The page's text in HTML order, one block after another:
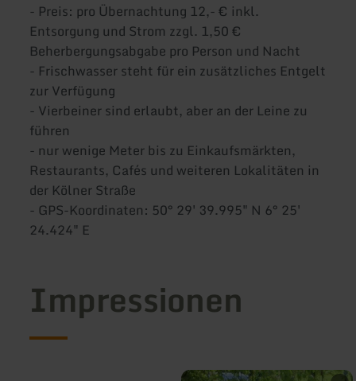
- Preis: pro Übernachtung 12,- € inkl.
Entsorgung und Strom zzgl. 1,50 €
Beherbergungsabgabe pro Person und Nacht
- Frischwasser steht für ein zusätzliches Entgelt
zur Verfügung
- Vierbeiner sind erlaubt, aber an der Leine zu
führen
- nur wenige Meter bis zu Einkaufsmärkten,
Restaurants, Cafés und weiteren Lokalitäten in
der Kölner Straße
- GPS-Koordinaten: 50° 29' 39.995" N 6° 25'
24.424" E
Impressionen